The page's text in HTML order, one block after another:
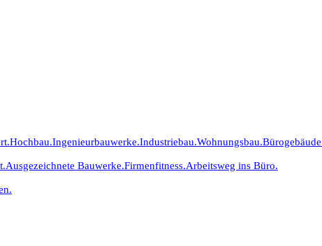
Hochbau.Ingenieurbauwerke.Industriebau.Wohnungsbau.
Ausgezeichnete Bauwerke.Firmenfitness.Arbeitsweg ins Büro.